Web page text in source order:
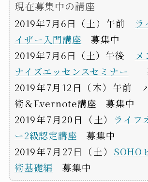
現在募集中の講座
2019年7月6日（土）午前
イザー入門講座 募集中
2019年7月6日（土）午後 メ
ナイズエッセンスセミナー
2019年7月12日（木）午前
術＆Evernote講座 募集中
2019年7月20日（土）
ライフ
ー2級認定講座 募集中
2019年7月27日（土） SOHO
術基礎編 募集中